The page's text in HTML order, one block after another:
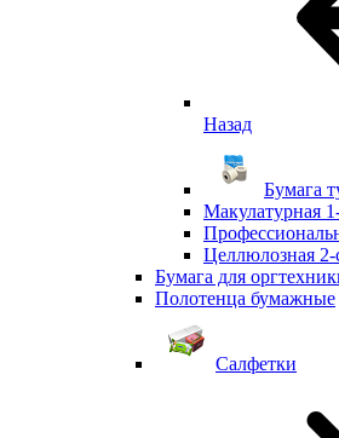
Назад
Бумага
Макулатурная
Целлюлозная 2-
Бумага для
Полотенца бумажные
Салфетки